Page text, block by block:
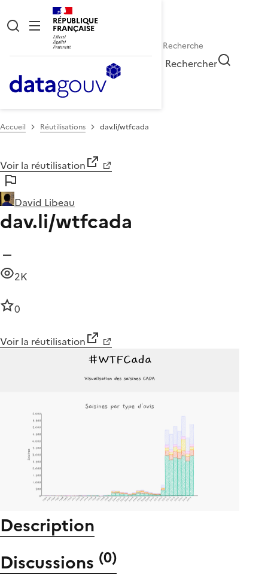
RÉPUBLIQUE
FRANÇAISE
Rechercher
Accueil Réutilisations dav.li/wtfcada
Voir la réutilisation
David Libeau
dav.li/wtfcada
2K
0
Voir la réutilisation
Description
Discussions (0)